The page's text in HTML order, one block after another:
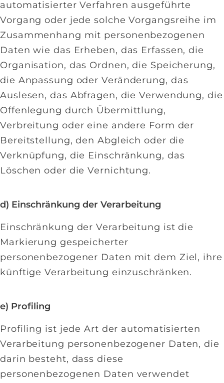
automatisierter Verfahren ausgeführte
Vorgang oder jede solche Vorgangsreihe im
Zusammenhang mit personenbezogenen
Daten wie das Erheben, das Erfassen, die
Organisation, das Ordnen, die Speicherung,
die Anpassung oder Veränderung, das
Auslesen, das Abfragen, die Verwendung, die
Offenlegung durch Übermittlung,
Verbreitung oder eine andere Form der
Bereitstellung, den Abgleich oder die
Verknüpfung, die Einschränkung, das
Löschen oder die Vernichtung.
d) Einschränkung der Verarbeitung
Einschränkung der Verarbeitung ist die
Markierung gespeicherter
personenbezogener Daten mit dem Ziel, ihre
künftige Verarbeitung einzuschränken.
e) Profiling
Profiling ist jede Art der automatisierten
Verarbeitung personenbezogener Daten, die
darin besteht, dass diese
personenbezogenen Daten verwendet